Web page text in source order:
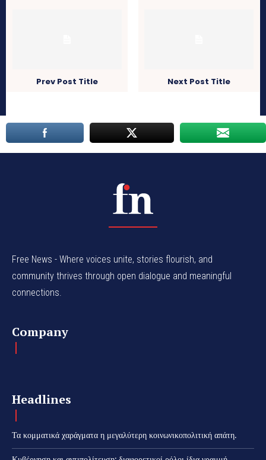
Prev Post Title Next Post Title
Free News - Where voices unite, stories flourish, and
community thrives through open dialogue and meaningful
connections.
Company
Headlines
Τα κομματικά χαράγματα η μεγαλύτερη κοινωνικοπολιτική απάτη.